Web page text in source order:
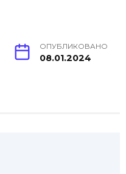
ОПУБЛИКОВАНО
08.01.2024